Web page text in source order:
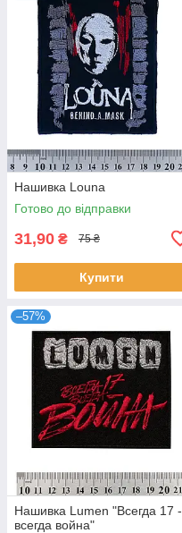
Нашивка Louna
Готово до відправки
31,90 ₴ 75 ₴
Купити
–57%
Нашивка Lumen "Всегда 17 -
всегда война"